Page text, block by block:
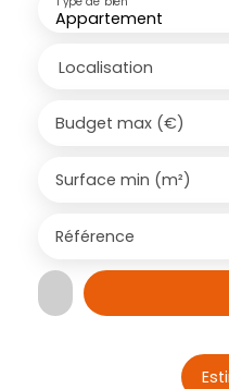
Appartement
Localisation
Budget max (€)
Surface min (m²)
Référence